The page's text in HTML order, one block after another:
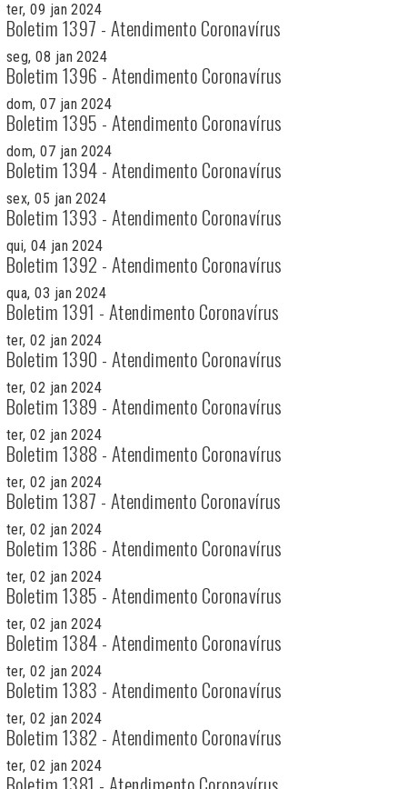
ter, 09 jan 2024
Boletim 1397 - Atendimento Coronavírus
seg, 08 jan 2024
Boletim 1396 - Atendimento Coronavírus
dom, 07 jan 2024
Boletim 1395 - Atendimento Coronavírus
dom, 07 jan 2024
Boletim 1394 - Atendimento Coronavírus
sex, 05 jan 2024
Boletim 1393 - Atendimento Coronavírus
qui, 04 jan 2024
Boletim 1392 - Atendimento Coronavírus
qua, 03 jan 2024
Boletim 1391 - Atendimento Coronavírus
ter, 02 jan 2024
Boletim 1390 - Atendimento Coronavírus
ter, 02 jan 2024
Boletim 1389 - Atendimento Coronavírus
ter, 02 jan 2024
Boletim 1388 - Atendimento Coronavírus
ter, 02 jan 2024
Boletim 1387 - Atendimento Coronavírus
ter, 02 jan 2024
Boletim 1386 - Atendimento Coronavírus
ter, 02 jan 2024
Boletim 1385 - Atendimento Coronavírus
ter, 02 jan 2024
Boletim 1384 - Atendimento Coronavírus
ter, 02 jan 2024
Boletim 1383 - Atendimento Coronavírus
ter, 02 jan 2024
Boletim 1382 - Atendimento Coronavírus
ter, 02 jan 2024